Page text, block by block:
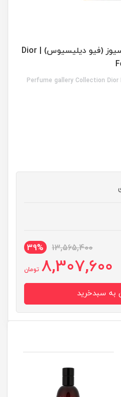
کالکشن ادکلن دیور فو دلیسیوز (فیو دیلیسیوس) | Dior
Perfume gallery Collection Dior
13,565,400
39%
8,307,600 تومان